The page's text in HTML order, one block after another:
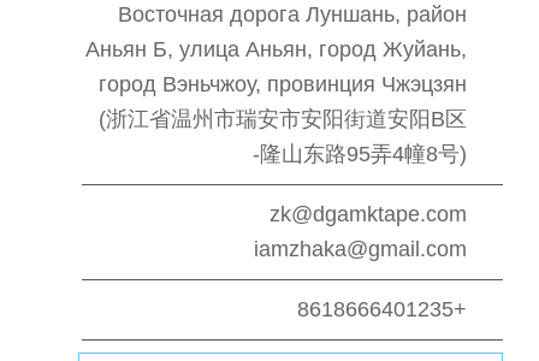
Восточная дорога Луншань, район
Аньян Б, улица Аньян, город Жуйань,
город Вэньчжоу, провинция Чжэцзян
(浙江省温州市瑞安市安阳街道安阳B区
隆山东路95弄4幢8号)-
zk@dgamktape.com
iamzhaka@gmail.com
+8618666401235